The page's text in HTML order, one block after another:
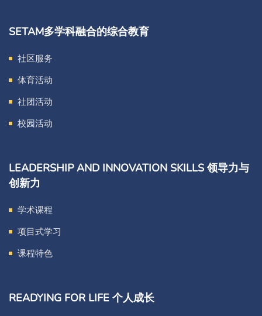
SETAM多学科融合的综合教育
社区服务
体育活动
社团活动
校园活动
LEADERSHIP AND INNOVATION SKILLS 领导力与
创新力
学术课程
项目式学习
课程特色
READYING FOR LIFE 个人成长